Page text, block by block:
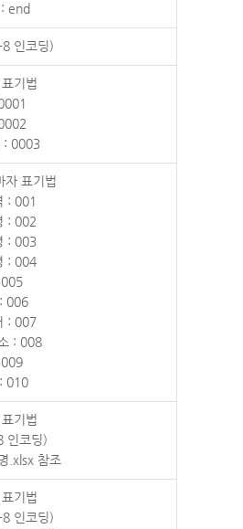
end
인코딩)
기법
: 0003
자 표기법
: 001
: 002
: 003
: 004
006
: 007
: 008
010
기법
인코딩)
.xlsx 참조
기법
인코딩)